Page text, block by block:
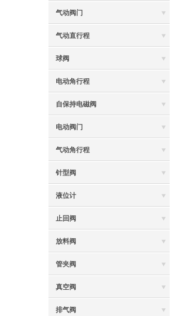
气动阀门
气动直行程
球阀
电动角行程
自保持电磁阀
电动阀门
气动角行程
针型阀
液位计
止回阀
放料阀
管夹阀
真空阀
排气阀